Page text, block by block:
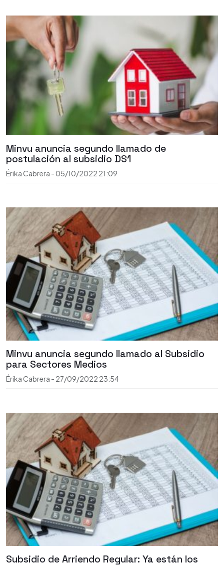
Minvu anuncia segundo llamado de
postulación al subsidio DS1
Érika Cabrera - 05/10/2022 21:09
Minvu anuncia segundo llamado al Subsidio
para Sectores Medios
Érika Cabrera - 27/09/2022 23:54
Subsidio de Arriendo Regular: Ya están los